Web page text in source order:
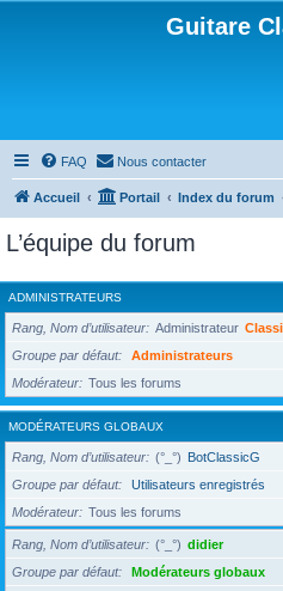
Guitare
FAQ Nous contacter
Accueil Portail Index du forum
L’équipe du forum
ADMINISTRATEURS
Rang, Nom d’utilisateur Administrateur
Groupe par défaut
Administrateurs
Modérateur
Tous les forums
MODÉRATEURS GLOBAUX
Rang, Nom d’utilisateur (°_°) BotClassicG
Groupe par défaut
Utilisateurs enregistrés
Modérateur
Tous les forums
Rang, Nom d’utilisateur (°_°) didier
Groupe par défaut
Modérateurs globaux